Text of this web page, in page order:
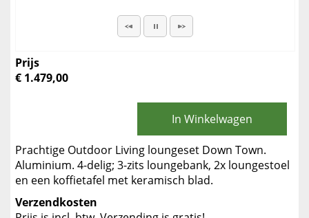
Prijs
€ 1.479,00
In Winkelwagen
Prachtige Outdoor Living loungeset Down Town.
Aluminium. 4-delig; 3-zits loungebank, 2x loungestoel
en een koffietafel met keramisch blad.
Verzendkosten